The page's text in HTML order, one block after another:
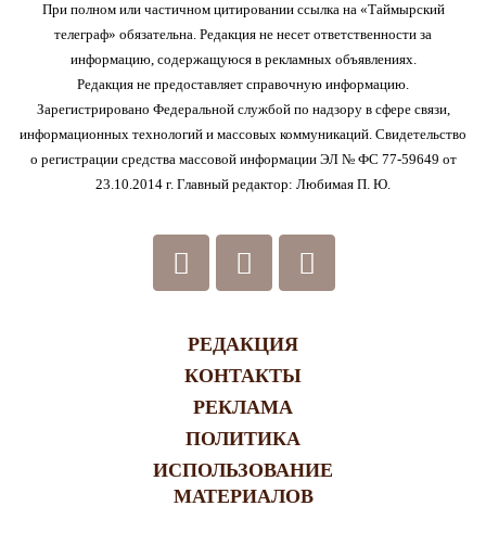
При полном или частичном цитировании ссылка на «Таймырский
телеграф» обязательна. Редакция не несет ответственности за
информацию, содержащуюся в рекламных объявлениях.
Редакция не предоставляет справочную информацию.
Зарегистрировано Федеральной службой по надзору в сфере связи,
информационных технологий и массовых коммуникаций. Свидетельство
о регистрации средства массовой информации ЭЛ № ФС 77-59649 от
23.10.2014 г. Главный редактор: Любимая П. Ю.
РЕДАКЦИЯ
КОНТАКТЫ
РЕКЛАМА
ПОЛИТИКА
ИСПОЛЬЗОВАНИЕ
МАТЕРИАЛОВ